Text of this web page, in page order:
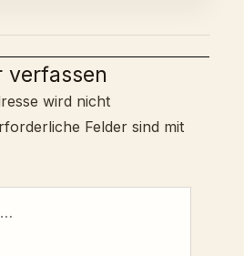
verfassen
wird nicht
Felder sind mit